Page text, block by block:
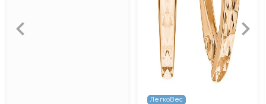
ЛегкоВес